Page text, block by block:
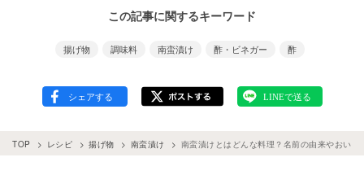
この記事に関するキーワード
揚げ物 調味料 南蛮漬け 酢・ビネガー 酢
TOP レシピ 揚げ物 南蛮漬け 南蛮漬けとはどんな料理？名前の由来やおいし